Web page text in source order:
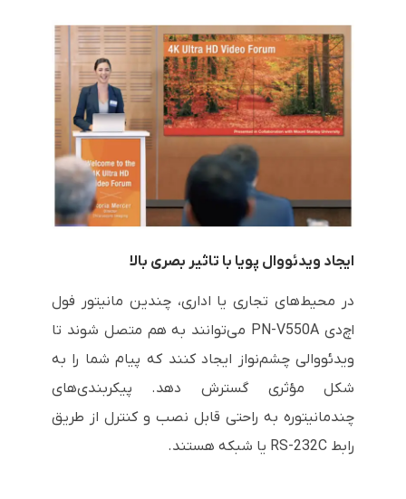
ایجاد ویدئووال پویا با تاثیر بصری بالا
در محیط‌های تجاری یا اداری، چندین مانیتور فول
اچ‌دی PN-V550A می‌توانند به هم متصل شوند تا
ویدئووالی چشم‌نواز ایجاد کنند که پیام شما را به
شکل مؤثری گسترش دهد. پیکربندی‌های
چندمانیتوره به راحتی قابل نصب و کنترل از طریق
رابط RS-232C یا شبکه هستند.